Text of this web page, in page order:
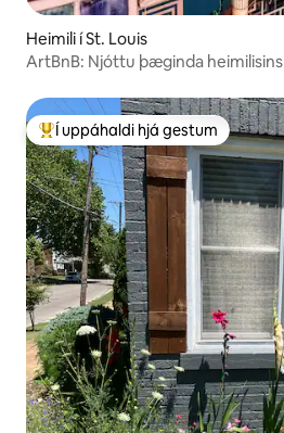
Heimili í St. Louis
ArtBnB: Njóttu þæginda heimilisins
Í mestu uppáhaldi hjá gestum
Í uppáhaldi hjá gestum